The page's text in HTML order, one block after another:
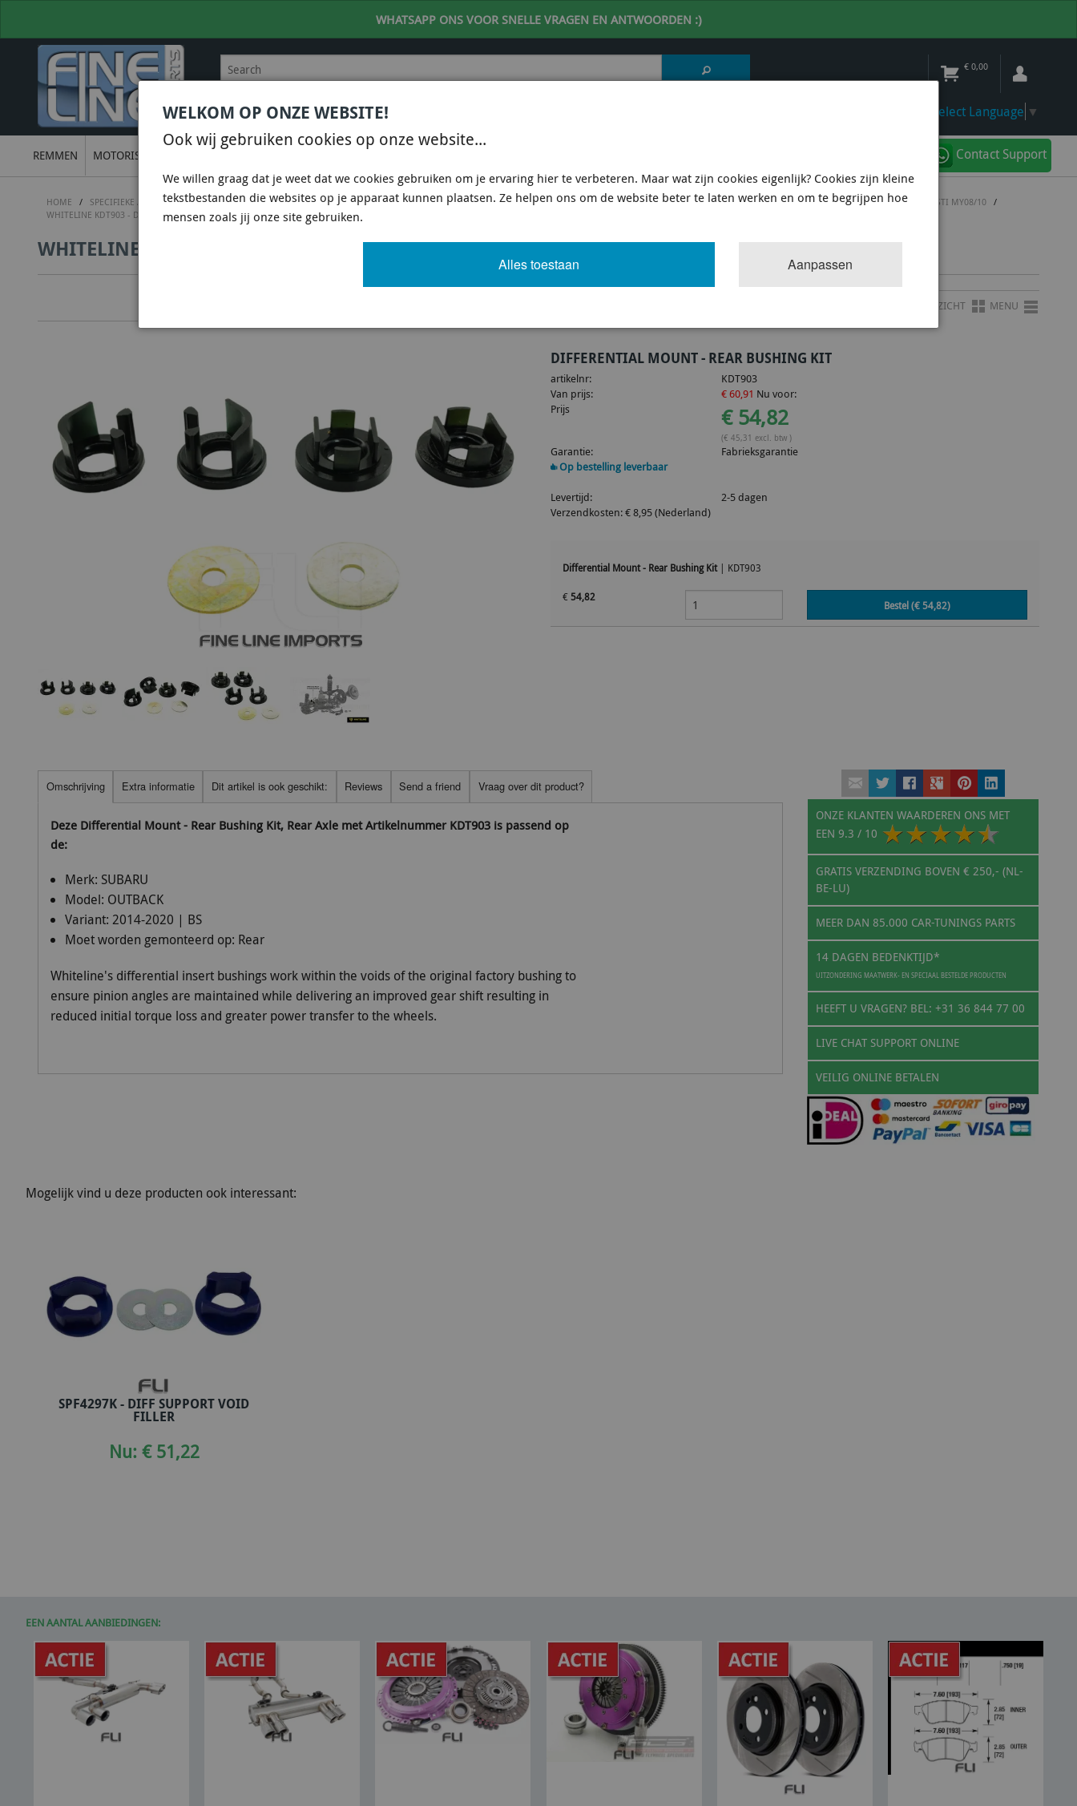
WHATSAPP ONS VOOR SNELLE VRAGEN EN ANTWOORDEN :)
€ 0,00
BEL +31 36 844 77 00VOOR DESKUNDIG ADVIES Select Language ▼
REMMEN MOTORISCH Contact Support
HOME / SPECIFIEKE AUTO SHOPS / SUBARU SHOP / SUBARU WRX STI 2008-2010 HATCHBACK / ONDERSTEL ONDERDELEN SUBARU WRX STI 2008-2010 HATCHBACK / POLYURETHANE BUSHINGS & OVERIGE WRX/STI MY08/10 /
WHITELINE KDT903 - DIFFERENTIAL MOUNT - REAR BUSHING KIT
WHITELINE KDT903 - DIFFERENTIAL MOUNT - REAR BUSHING KIT
OVERZICHT MENU
DIFFERENTIAL MOUNT - REAR BUSHING KIT
artikelnr:
KDT903
Van prijs:
€ 60,91 Nu voor:
Prijs
€ 54,82
(€ 45,31 excl. btw )
Garantie:
Fabrieksgarantie
Op bestelling leverbaar
Levertijd:
2-5 dagen
Verzendkosten: € 8,95 (Nederland)
Differential Mount - Rear Bushing Kit| KDT903
€ 54,82
Bestel (€54,82)
ONZE KLANTEN WAARDEREN ONS MET
EEN 9.3 / 10
GRATIS VERZENDING BOVEN € 250,- (NL-
BE-LU)
MEER DAN 85.000 CAR-TUNINGS PARTS
14 DAGEN BEDENKTIJD*
UITZONDERING MAATWERK- EN SPECIAAL BESTELDE PRODUCTEN
HEEFT U VRAGEN? BEL: +31 36 844 77 00
LIVE CHAT SUPPORT ONLINE
VEILIG ONLINE BETALEN
Omschrijving Extra informatie Dit artikel is ook geschikt: Reviews Send a friend Vraag over dit product?
Deze Differential Mount - Rear Bushing Kit, Rear Axle met Artikelnummer KDT903 is passend op
de:
Merk: SUBARU
Model: OUTBACK
Variant: 2014-2020 | BS
Moet worden gemonteerd op: Rear
Whiteline's differential insert bushings work within the voids of the original factory bushing to
ensure pinion angles are maintained while delivering an improved gear shift resulting in
reduced initial torque loss and greater power transfer to the wheels.
Mogelijk vind u deze producten ook interessant:
In winkelwagen
SPF4297K - DIFF SUPPORT VOID
FILLER
Nu: € 51,22
EEN AANTAL AANBIEDINGEN:
WELKOM OP ONZE WEBSITE!
Ook wij gebruiken cookies op onze website...
We willen graag dat je weet dat we cookies gebruiken om je ervaring hier te verbeteren. Maar wat zijn cookies eigenlijk? Cookies zijn kleine
tekstbestanden die websites op je apparaat kunnen plaatsen. Ze helpen ons om de website beter te laten werken en om te begrijpen hoe
mensen zoals jij onze site gebruiken.
Aanpassen
Alles toestaan